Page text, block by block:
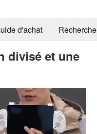
d'achat Recherche
divisé et une